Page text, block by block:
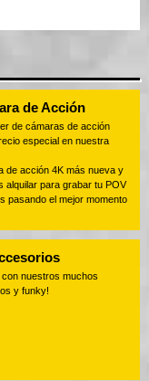
de Acción
de cámaras de acción
especial en nuestra
de acción 4K más nueva y
alquilar para grabar tu POV
pasando el mejor momento
con nuestros muchos
y funky!